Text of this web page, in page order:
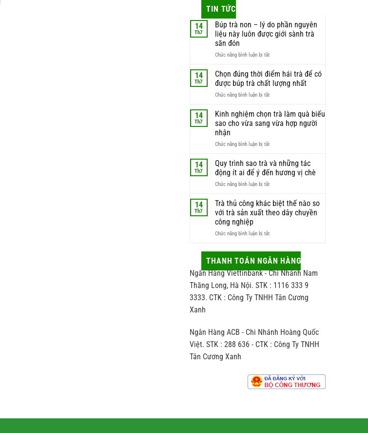
TIN TỨC
14
Th7
Búp trà non – lý do phần nguyên
liệu này luôn được giới sành trà
săn đón
Chức năng bình luận bị tắtở
trà
non
–
lý
phần
nguyên
liệu
luôn
giới
sành
săn
14
Th7
Chọn đúng thời điểm hái trà để có
được búp trà chất lượng nhất
Chức năng bình luận bị tắtở
đúng
thời
điểm
trà
có
được
trà
lượng
nhất
14
Th7
Kinh nghiệm chọn trà làm quà biếu
sao cho vừa sang vừa hợp người
nhận
Chức năng bình luận bị tắtở
nghiệm
chọn
trà
làm
biếu
sao
sang
hợp
người
14
Th7
Quy trình sao trà và những tác
động ít ai để ý đến hương vị chè
Chức năng bình luận bị tắtở
trình
sao
trà
những
động
ít
để
ý
hương
14
Th7
Trà thủ công khác biệt thế nào so
với trà sản xuất theo dây chuyền
công nghiệp
Chức năng bình luận bị tắtở
công
biệt
thế
so
xuất
theo
nghiệp
THANH TOÁN NGÂN HÀNG
Ngân Hàng Viettinbank - Chi Nhánh Nam
Thăng Long, Hà Nội. STK : 1116 333 9
3333. CTK : Công Ty TNHH Tân Cương
Xanh
Ngân Hàng ACB - Chi Nhánh Hoàng Quốc
Việt. STK : 288 636 - CTK : Công Ty TNHH
Tân Cương Xanh